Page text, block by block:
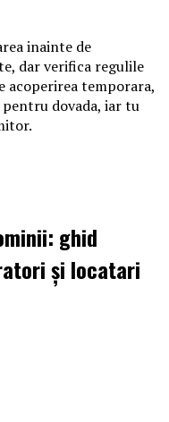
inainte de
dar verifica regulile
acoperirea temporara,
pentru dovada, iar tu
ghid
și locatari